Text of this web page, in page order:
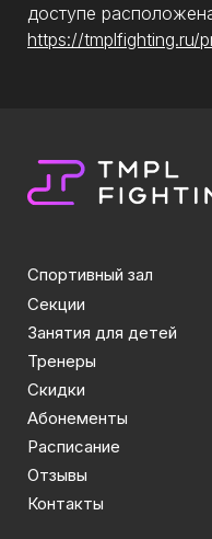
доступе
https://tmplfighting.ru/
Спортивный зал
Секции
Занятия для детей
Тренеры
Скидки
Абонементы
Расписание
Отзывы
Контакты